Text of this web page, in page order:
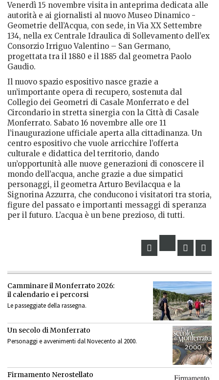
Venerdì 15 novembre visita in anteprima dedicata alle
autorità e ai giornalisti al nuovo Museo Dinamico -
Geometrie dell’Acqua, con sede, in Via XX Settembre
134, nella ex Centrale Idraulica di Sollevamento dell’ex
Consorzio Irriguo Valentino – San Germano,
progettata tra il 1880 e il 1885 dal geometra Paolo
Gaudio.
Il nuovo spazio espositivo nasce grazie a
un’importante opera di recupero, sostenuta dal
Collegio dei Geometri di Casale Monferrato e del
Circondario in stretta sinergia con la Città di Casale
Monferrato. Sabato 16 novembre alle ore 11
l’inaugurazione ufficiale aperta alla cittadinanza. Un
centro espositivo che vuole arricchire l’offerta
culturale e didattica del territorio, dando
un’opportunità alle nuove generazioni di conoscere il
mondo dell’acqua, anche grazie a due simpatici
personaggi, il geometra Arturo Bevilacqua e la
Signorina Azzurra, che conducono i visitatori tra storia,
figure del passato e importanti messaggi di speranza
per il futuro. L’acqua è un bene prezioso, di tutti.
Camminare il Monferrato 2026:
il calendario e i percorsi
Le passeggiate della rassegna.
Un secolo di Monferrato
Personaggi e avvenimenti dal Novecento al 2000.
Firmamento Nerostellato